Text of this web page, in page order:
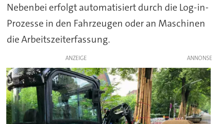
Nebenbei erfolgt automatisiert durch die Log-in-
Prozesse in den Fahrzeugen oder an Maschinen
die Arbeitszeiterfassung.
ANZEIGE